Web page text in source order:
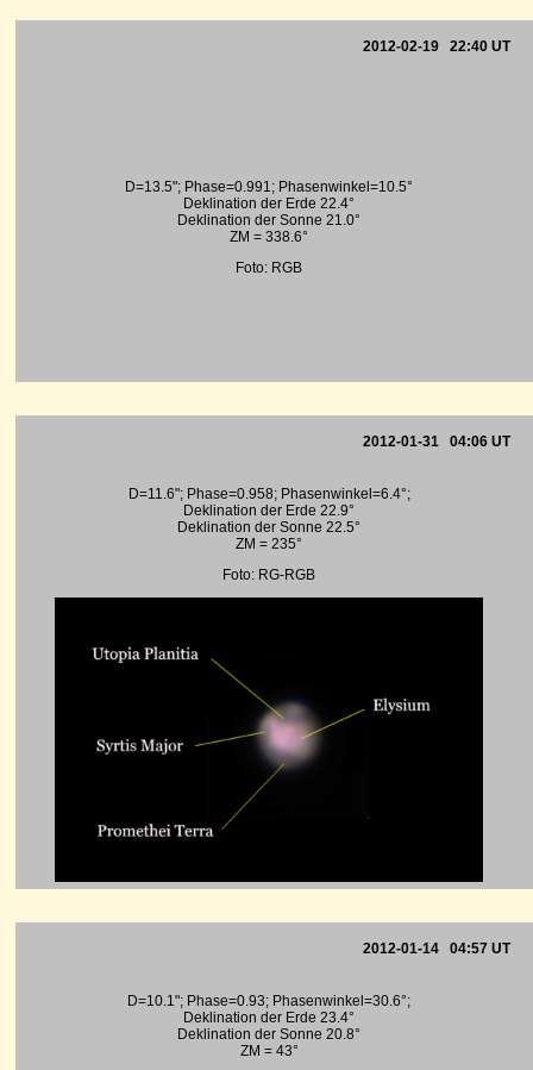
2012-02-19 22:40 UT
D=13.5"; Phase=0.991; Phasenwinkel=10.5°
Deklination der Erde 22.4°
Deklination der Sonne 21.0°
ZM = 338.6°
Foto: RGB
2012-01-31 04:06 UT
D=11.6"; Phase=0.958; Phasenwinkel=6.4°;
Deklination der Erde 22.9°
Deklination der Sonne 22.5°
ZM = 235°
Foto: RG-RGB
2012-01-14 04:57 UT
D=10.1"; Phase=0.93; Phasenwinkel=30.6°;
Deklination der Erde 23.4°
Deklination der Sonne 20.8°
ZM = 43°